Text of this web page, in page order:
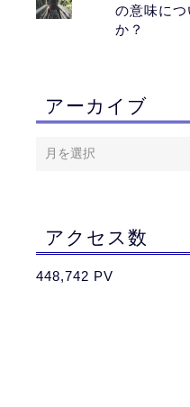
の意味に
か？
アーカイブ
アクセス数
448,742 PV